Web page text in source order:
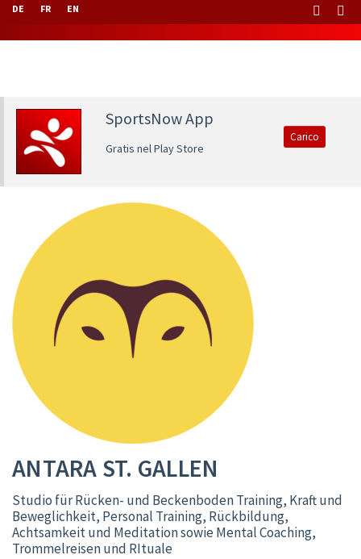
DE FR EN
SportsNow App
Gratis nel Play Store
Carico
ANTARA ST. GALLEN
Studio für Rücken- und Beckenboden Training, Kraft und
Beweglichkeit, Personal Training, Rückbildung,
Achtsamkeit und Meditation sowie Mental Coaching,
Trommelreisen und RItuale